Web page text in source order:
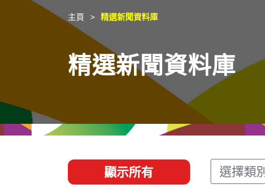
營商機會
獨特優勢
盛事之都
最新活動精選
在港工作
都會生活
在港創業
初創企業
推廣香港@中國內地
推廣香港@中東
推廣香港@粵港澳大灣區
最新資訊
媒體資訊
主頁 精選新聞資料庫
精選新聞資料庫
顯示所有 選擇類別